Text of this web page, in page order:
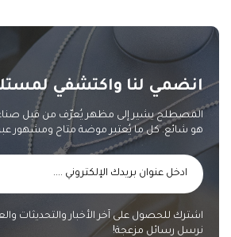
انضمي لنا واكتشفي
المصطلح يشير إلى مظهر يُعرّف من قبل
هو شائع. كل ما يُعتبر موضة متاح ومشهور
اشترك للحصول على آخر الأخبار والتحديثات
نرسل رسائل مزعجة!